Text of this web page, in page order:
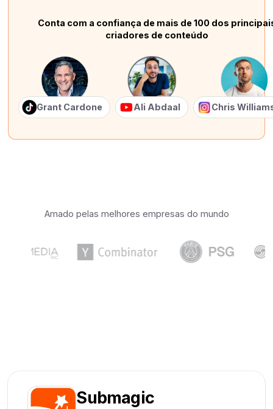
Conta com a confiança de mais de 100 dos
criadores de conteúdo
Grant Cardone Ali Abdaal Chris
Amado pelas melhores empresas do mundo
Submagic